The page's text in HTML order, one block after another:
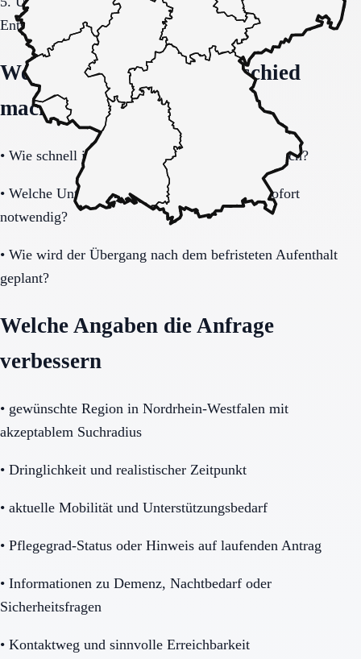
Entscheidung vollständig klären.
Welche Fragen den Unterschied
machen
• Wie schnell ist eine Aufnahme realistisch möglich?
• Welche Unterlagen und Informationen sind sofort
notwendig?
• Wie wird der Übergang nach dem befristeten Aufenthalt
geplant?
Welche Angaben die Anfrage
verbessern
• gewünschte Region in Nordrhein-Westfalen mit
akzeptablem Suchradius
• Dringlichkeit und realistischer Zeitpunkt
• aktuelle Mobilität und Unterstützungsbedarf
• Pflegegrad-Status oder Hinweis auf laufenden Antrag
• Informationen zu Demenz, Nachtbedarf oder
Sicherheitsfragen
• Kontaktweg und sinnvolle Erreichbarkeit